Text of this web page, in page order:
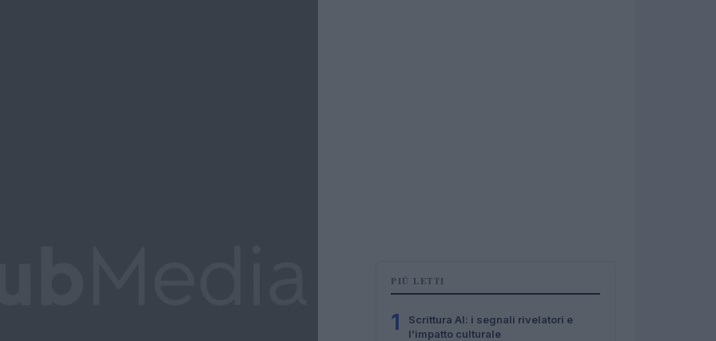
PIÙ LETTI
1
Scrittura AI: i segnali rivelatori e
l’impatto culturale